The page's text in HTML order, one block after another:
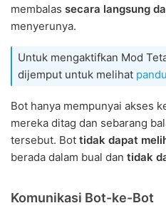
membalas secara langsung
menyerunya.
Untuk mengaktifkan Mod
dijemput untuk melihat
Bot hanya mempunyai akses
mereka ditag dan sebarang
tersebut. Bot tidak dapat
berada dalam bual dan tidak
Komunikasi Bot-ke-Bot